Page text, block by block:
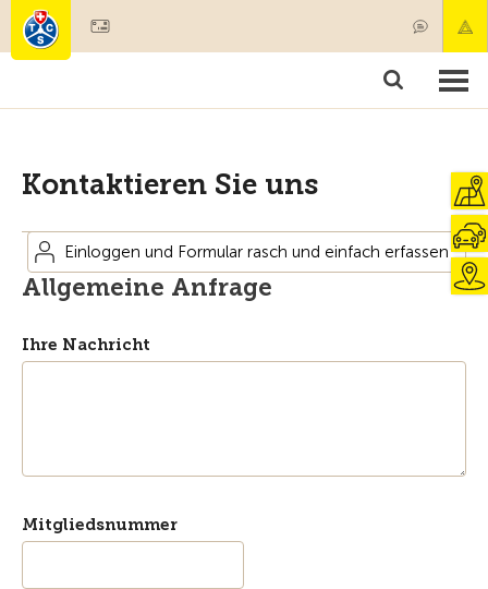
Mitgliedschaft & Leistungen
Kontaktieren Sie uns
Einloggen und Formular rasch und einfach erfassen
Allgemeine Anfrage
Ihre Nachricht
Mitgliedsnummer